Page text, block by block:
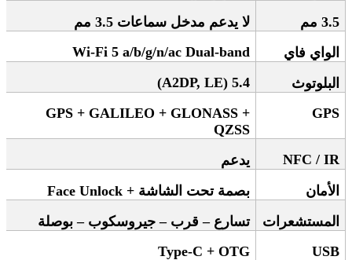
3.5 مم
لا يدعم مدخل سماعات 3.5 مم
الواي فاي
Wi-Fi 5 a/b/g/n/ac Dual-band
البلوتوث
5.4 (A2DP, LE)
GPS
GPS + GALILEO + GLONASS +
QZSS
NFC / IR
يدعم
الأمان
بصمة تحت الشاشة + Face Unlock
المستشعرات
تسارع – قرب – جيروسكوب – بوصلة
USB
Type-C + OTG